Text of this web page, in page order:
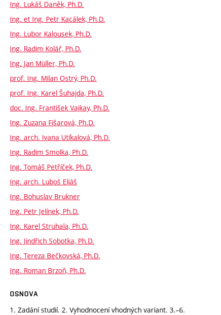
Ing. Lukáš Daněk, Ph.D.
Ing. et Ing. Petr Kacálek, Ph.D.
Ing. Lubor Kalousek, Ph.D.
Ing. Radim Kolář, Ph.D.
Ing. Jan Müller, Ph.D.
prof. Ing. Milan Ostrý, Ph.D.
prof. Ing. Karel Šuhajda, Ph.D.
doc. Ing. František Vajkay, Ph.D.
Ing. Zuzana Fišarová, Ph.D.
Ing. arch. Ivana Utíkalová, Ph.D.
Ing. Radim Smolka, Ph.D.
Ing. Tomáš Petříček, Ph.D.
Ing. arch. Luboš Eliáš
Ing. Bohuslav Brukner
Ing. Petr Jelínek, Ph.D.
Ing. Karel Struhala, Ph.D.
Ing. Jindřich Sobotka, Ph.D.
Ing. Tereza Bečkovská, Ph.D.
Ing. Roman Brzoň, Ph.D.
OSNOVA
1. Zadání studií. 2. Vyhodnocení vhodných variant. 3.–6.